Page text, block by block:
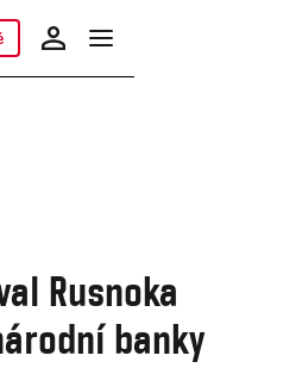
Rusnoka
banky